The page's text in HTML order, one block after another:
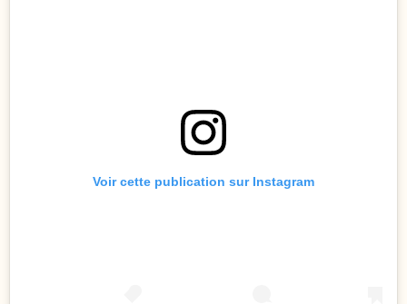
Voir cette publication sur Instagram